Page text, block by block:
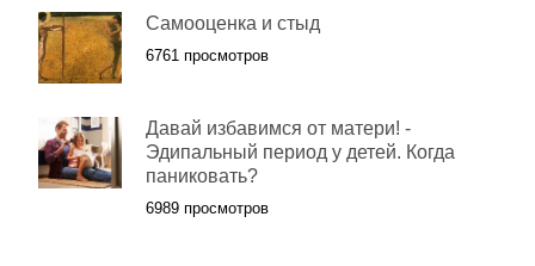
Самооценка и стыд
6761 просмотров
Давай избавимся от матери! -
Эдипальный период у детей. Когда
паниковать?
6989 просмотров